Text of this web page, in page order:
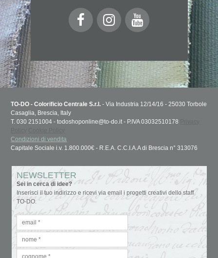
TO-DO - Colorificio Centrale S.r.l. - Via Industria 12/14/16 - 25030 Torbole
Casaglia, Brescia, Italy
T. 030 2151004 - todoshoponline@to-do.it - P.IVA 03032510178
Condizioni di vendita
Capitale Sociale i.v. 1.800.000€ - R.E.A. C.C.I.A.A di Brescia n° 313076
NEWSLETTER
Sei in cerca di idee?
Inserisci il tuo indirizzo e ricevi via email i progetti creativi dello staff
TO-DO.